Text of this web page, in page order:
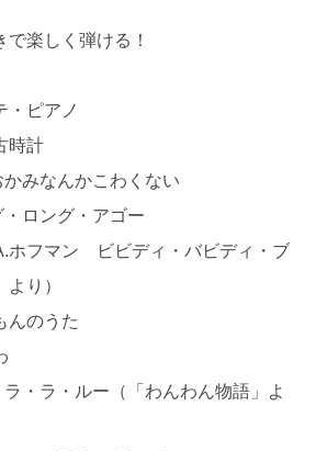
楽しく弾ける！
ピアノ
時計
みなんかこわくない
ロング・アゴー
ホフマン ビビディ・バビディ・ブ
り）
のうた
・ラ・ルー（「わんわん物語」よ